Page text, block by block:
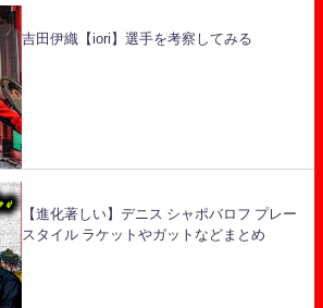
吉田伊織【iori】選手を考察してみる
【進化著しい】デニス シャポバロフ プレー
スタイル ラケットやガットなどまとめ